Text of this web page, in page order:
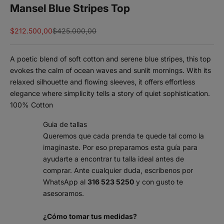
Mansel Blue Stripes Top
Sale price
$212.500,00Regular price
$425.000,00
A poetic blend of soft cotton and serene blue stripes, this top
evokes the calm of ocean waves and sunlit mornings. With its
relaxed silhouette and flowing sleeves, it offers effortless
elegance where simplicity tells a story of quiet sophistication.
100% Cotton
Guia de tallas
Queremos que cada prenda te quede tal como la
imaginaste. Por eso preparamos esta guía para
ayudarte a encontrar tu talla ideal antes de
comprar. Ante cualquier duda, escríbenos por
WhatsApp al 316 523 5250 y con gusto te
asesoramos.
¿Cómo tomar tus medidas?